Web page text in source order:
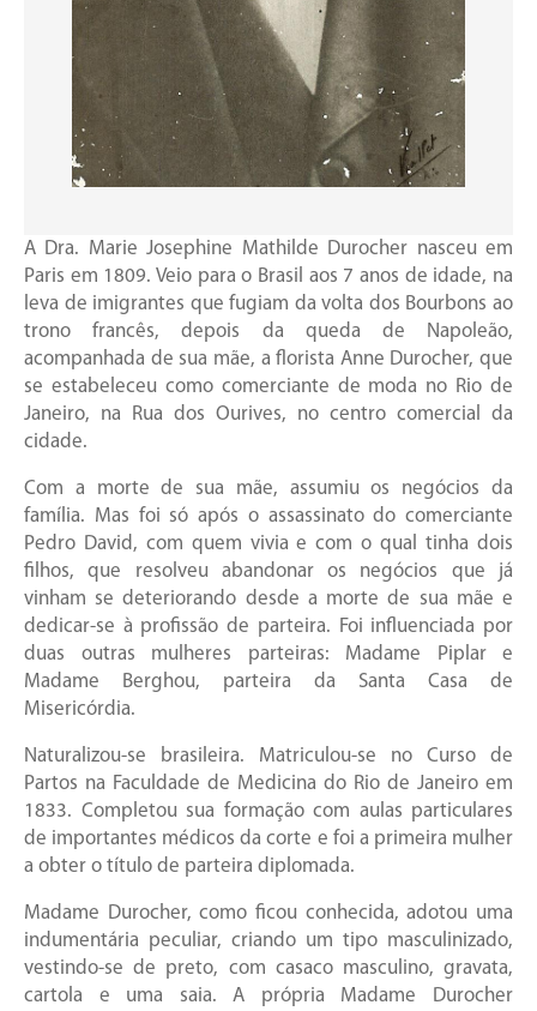
A Dra. Marie Josephine Mathilde Durocher nasceu em
Paris em 1809. Veio para o Brasil aos 7 anos de idade, na
leva de imigrantes que fugiam da volta dos Bourbons ao
trono francês, depois da queda de Napoleão,
acompanhada de sua mãe, a florista Anne Durocher, que
se estabeleceu como comerciante de moda no Rio de
Janeiro, na Rua dos Ourives, no centro comercial da
cidade.
Com a morte de sua mãe, assumiu os negócios da
família. Mas foi só após o assassinato do comerciante
Pedro David, com quem vivia e com o qual tinha dois
filhos, que resolveu abandonar os negócios que já
vinham se deteriorando desde a morte de sua mãe e
dedicar-se à profissão de parteira. Foi influenciada por
duas outras mulheres parteiras: Madame Piplar e
Madame Berghou, parteira da Santa Casa de
Misericórdia.
Naturalizou-se brasileira. Matriculou-se no Curso de
Partos na Faculdade de Medicina do Rio de Janeiro em
1833. Completou sua formação com aulas particulares
de importantes médicos da corte e foi a primeira mulher
a obter o título de parteira diplomada.
Madame Durocher, como ficou conhecida, adotou uma
indumentária peculiar, criando um tipo masculinizado,
vestindo-se de preto, com casaco masculino, gravata,
cartola e uma saia. A própria Madame Durocher